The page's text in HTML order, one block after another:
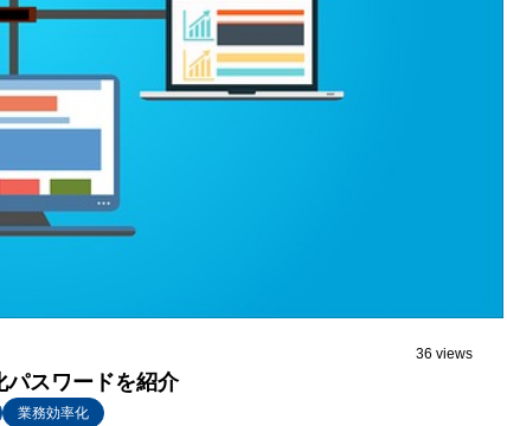
36 views
スワードを紹介
業務効率化